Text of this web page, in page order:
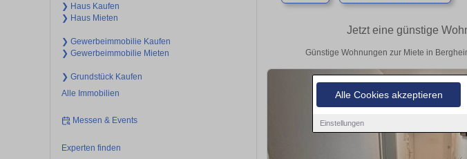
Alle Cookies akzeptieren
Einstellungen
❯ Haus Kaufen
❯ Haus Mieten
❯ Gewerbeimmobilie Kaufen
❯ Gewerbeimmobilie Mieten
❯ Grundstück Kaufen
Alle Immobilien
Messen & Events
Experten finden
Jetzt eine günstige
Günstige Wohnungen zur Miete in